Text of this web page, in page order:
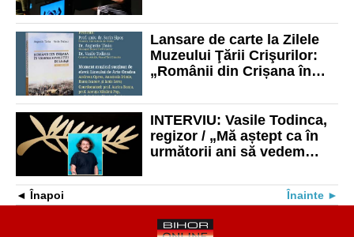
Lansare de carte la Zilele
Muzeului Ţării Crişurilor:
„Românii din Crișana în
1848. Documente”
INTERVIU: Vasile Todinca,
regizor / „Mă aștept ca în
următorii ani să vedem
Înapoi Înainte